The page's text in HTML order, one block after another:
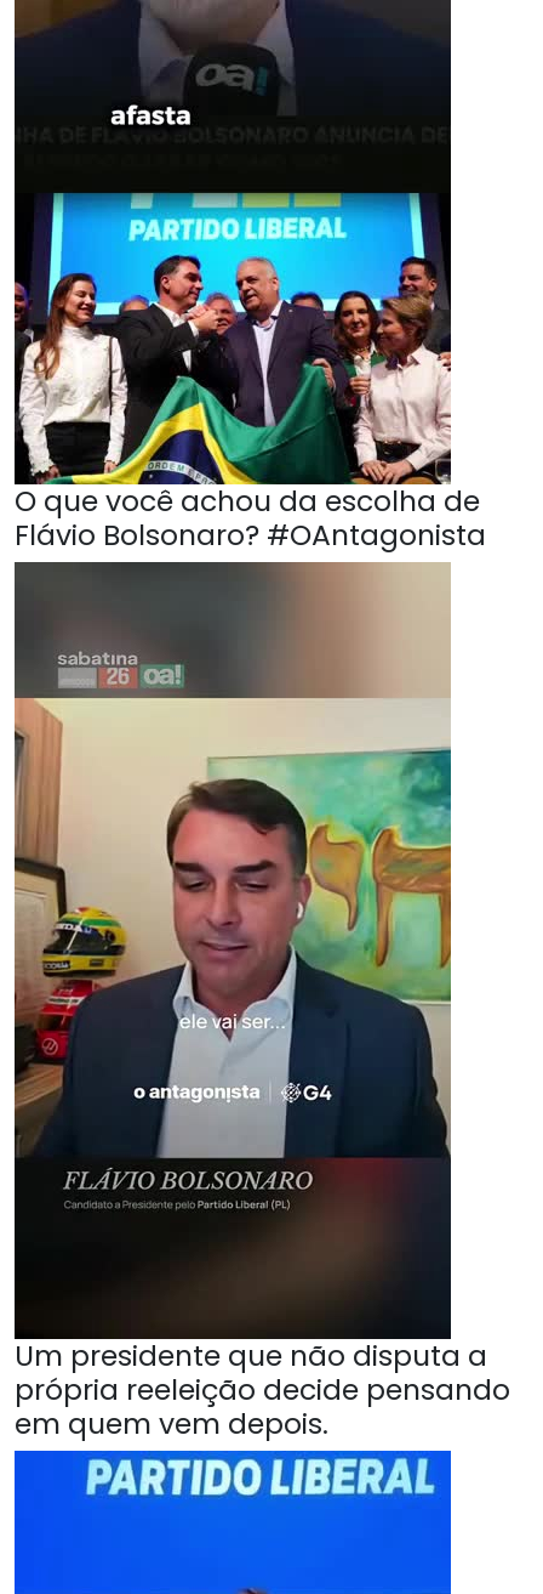
O que você achou da escolha de
Flávio Bolsonaro? #OAntagonista
Um presidente que não disputa a
própria reeleição decide pensando
em quem vem depois.